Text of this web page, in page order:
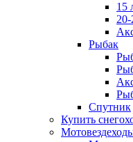
15
20-
Рыбак
Спутник
Купить